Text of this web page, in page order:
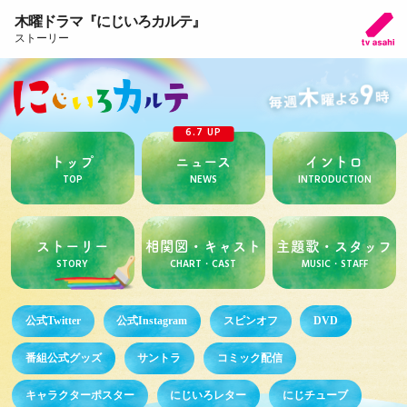
木曜ドラマ『にじいろカルテ』
ストーリー
トップ
TOP
ニュース
NEWS
6.7 UP
イントロ
INTRODUCTION
ストーリー
STORY
相関図・キャスト
CHART・CAST
主題歌・スタッフ
MUSIC・STAFF
公式Twitter 公式Instagram スピンオフ DVD
番組公式グッズ サントラ コミック配信
キャラクターポスター にじいろレター にじチューブ